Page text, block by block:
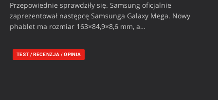
Przepowiednie sprawdziły się. Samsung oficjalnie
zaprezentował następcę Samsunga Galaxy Mega. Nowy
phablet ma rozmiar 163×84,9×8,6 mm, a…
TEST / RECENZJA / OPINIA